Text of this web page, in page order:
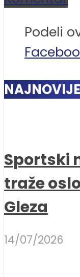
Podeli
Sportski
traže
Gleza
14/07/2026